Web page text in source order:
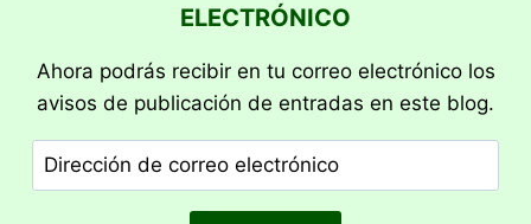
REVOLUTION
ELECTRÓNICO
Ahora podrás recibir en tu correo electrónico los
avisos de publicación de entradas en este blog.
Dirección
de